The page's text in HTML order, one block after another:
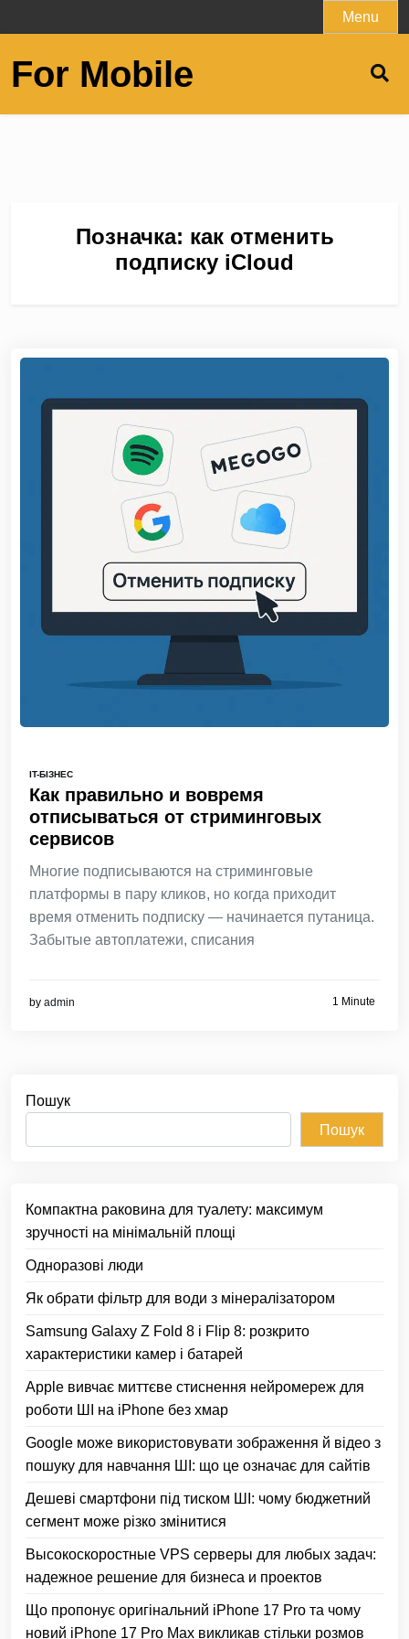
to
Menu
For Mobile
Позначка: как отменить
подписку iCloud
IT-БІЗНЕС
Как правильно и вовремя
отписываться от стриминговых
сервисов
Многие подписываются на стриминговые
платформы в пару кликов, но когда приходит
время отменить подписку — начинается путаница.
Забытые автоплатежи, списания
by admin 1 Minute
Пошук
Пошук
Компактна раковина для туалету: максимум
зручності на мінімальній площі
Одноразові люди
Як обрати фільтр для води з мінералізатором
Samsung Galaxy Z Fold 8 і Flip 8: розкрито
характеристики камер і батарей
Apple вивчає миттєве стиснення нейромереж для
роботи ШІ на iPhone без хмар
Google може використовувати зображення й відео з
пошуку для навчання ШІ: що це означає для сайтів
Дешеві смартфони під тиском ШІ: чому бюджетний
сегмент може різко змінитися
Высокоскоростные VPS серверы для любых задач:
надежное решение для бизнеса и проектов
Що пропонує оригінальний iPhone 17 Pro та чому
новий iPhone 17 Pro Max викликав стільки розмов